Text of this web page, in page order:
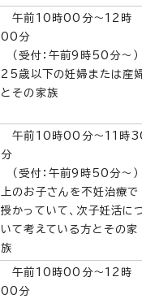
午前10時00分～12時
00分
（受付：午前9時50分～）
25歳以下の妊婦または産
とその家族
午前10時00分～11時
分
（受付：午前9時50分～）
上のお子さんを不妊治療で
授かっていて、次子妊活に
いて考えている方とその家
族
午前10時00分～12時
00分